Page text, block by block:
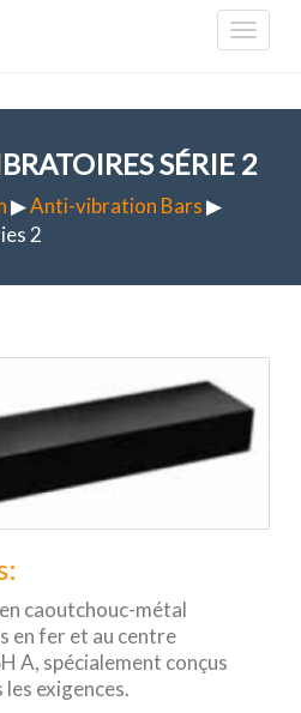
SÉRIE 2
▶Anti-vibration Bars▶
2
caoutchouc-métal
en fer et au centre
A, spécialement conçus
exigences.